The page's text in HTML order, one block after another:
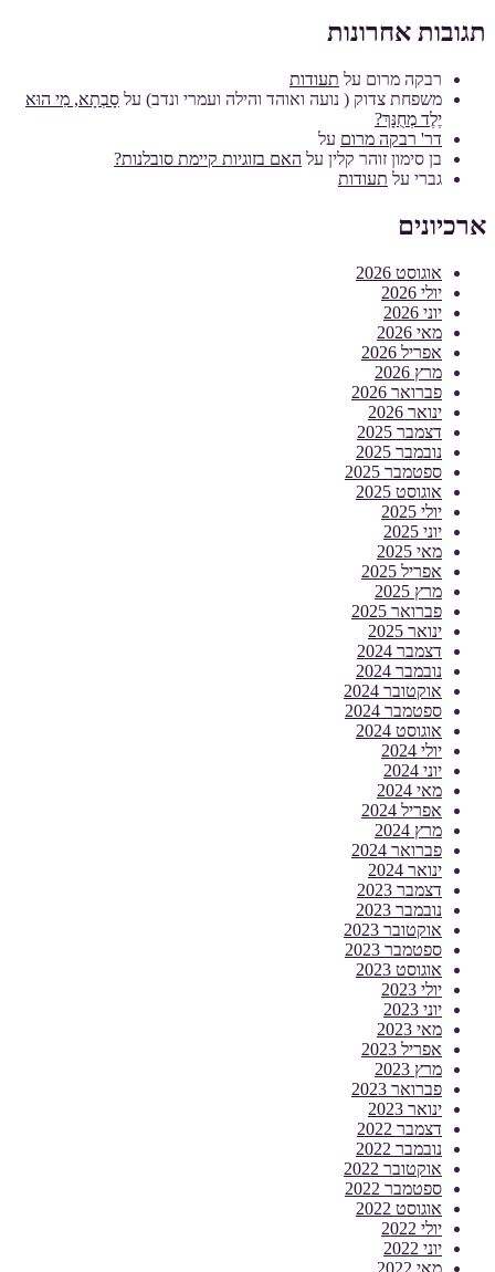
תגובות אחרונות
רבקה מרום על תעודות
משפחת צדוק ( נועה ואוהד והילה ועמרי ונדב) על סָבְתָא, מִי הוּא
יֶלֶד מְחֻנָּךְ?
דר' רבקה מרום על
בן סימון זוהר קלין על האם בזוגיות קיימת סובלנות?
גברי על תעודות
ארכיונים
אוגוסט 2026
יולי 2026
יוני 2026
מאי 2026
אפריל 2026
מרץ 2026
פברואר 2026
ינואר 2026
דצמבר 2025
נובמבר 2025
ספטמבר 2025
אוגוסט 2025
יולי 2025
יוני 2025
מאי 2025
אפריל 2025
מרץ 2025
פברואר 2025
ינואר 2025
דצמבר 2024
נובמבר 2024
אוקטובר 2024
ספטמבר 2024
אוגוסט 2024
יולי 2024
יוני 2024
מאי 2024
אפריל 2024
מרץ 2024
פברואר 2024
ינואר 2024
דצמבר 2023
נובמבר 2023
אוקטובר 2023
ספטמבר 2023
אוגוסט 2023
יולי 2023
יוני 2023
מאי 2023
אפריל 2023
מרץ 2023
פברואר 2023
ינואר 2023
דצמבר 2022
נובמבר 2022
אוקטובר 2022
ספטמבר 2022
אוגוסט 2022
יולי 2022
יוני 2022
מאי 2022